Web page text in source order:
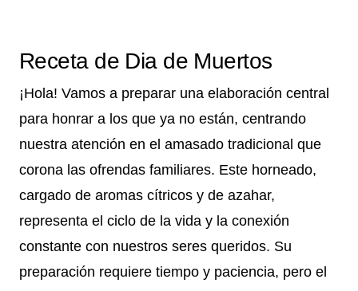
Receta de Dia de Muertos
¡Hola! Vamos a preparar una elaboración central
para honrar a los que ya no están, centrando
nuestra atención en el amasado tradicional que
corona las ofrendas familiares. Este horneado,
cargado de aromas cítricos y de azahar,
representa el ciclo de la vida y la conexión
constante con nuestros seres queridos. Su
preparación requiere tiempo y paciencia, pero el